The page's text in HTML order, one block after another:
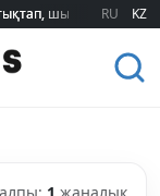
шығармашылық
шығармашылық
RU KZ